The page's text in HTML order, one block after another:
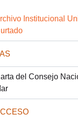
Institucional
del Consejo